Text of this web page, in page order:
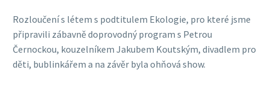
Rozloučení s létem s podtitulem Ekologie, pro které jsme
připravili zábavně doprovodný program s Petrou
Černockou, kouzelníkem Jakubem Koutským, divadlem pro
děti, bublinkářem a na závěr byla ohňová show.